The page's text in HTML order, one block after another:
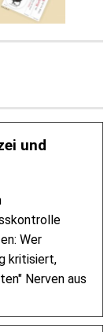
und
Wer
kritisiert,
Nerven aus